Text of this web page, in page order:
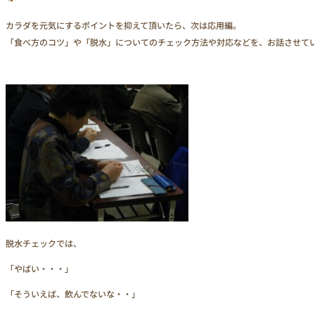
カラダを元気にするポイントを抑えて頂いたら、次は応用編。
「食べ方のコツ」や「脱水」についてのチェック方法や対応などを、お話させて
脱水チェックでは、
「やばい・・・」
「そういえば、飲んでないな・・」